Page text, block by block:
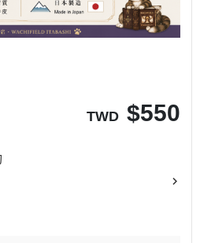
TWD $550